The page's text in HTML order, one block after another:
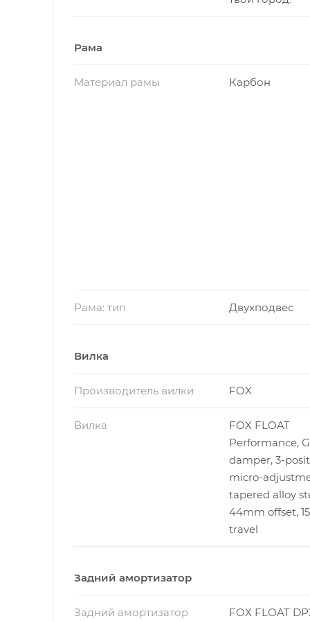
Рама
Материал рамы Карбон
Рама: тип Двухподвес
Вилка
Производитель вилки FOX
Вилка
FOX FLOAT
Performance,
damper, 3-
micro-
tapered alloy
44mm offset,
travel
Задний амортизатор
Задний амортизатор FOX FLOAT